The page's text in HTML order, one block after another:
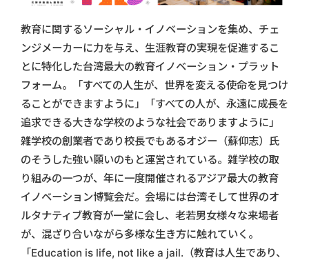
教育に関するソーシャル・イノベーションを集め、チェ
ンジメーカーに力を与え、生涯教育の実現を促進するこ
とに特化した台湾最大の教育イノベーション・プラット
フォーム。「すべての人生が、世界を変える使命を見つけ
ることができますように」「すべての人が、永遠に成長を
追求できる大きな学校のような社会でありますように」
雑学校の創業者であり校長でもあるオジー（蘇仰志）氏
のそうした強い願いのもと運営されている。雑学校の取
り組みの一つが、年に一度開催されるアジア最大の教育
イノベーション博覧会だ。会場には台湾そして世界のオ
ルタナティブ教育が一堂に会し、老若男女様々な来場者
が、混ざり合いながら多様な生き方に触れていく。
「Education is life, not like a jail.（教育は人生であり、